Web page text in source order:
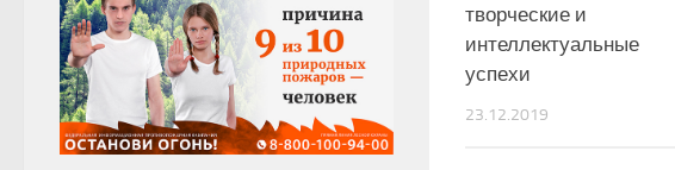
творческие и
интеллектуальные
успехи
23.12.2019